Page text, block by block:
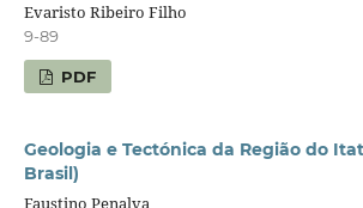
Evaristo Ribeiro Filho
9-89
PDF
Geologia e Tectónica da Região do
Brasil)